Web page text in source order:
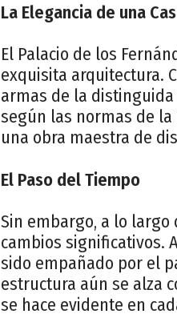
La Elegancia de una
El Palacio de los
exquisita arquitectura.
armas de la distinguida
según las normas de
una obra maestra de
El Paso del Tiempo
Sin embargo, a lo largo
cambios significativos.
sido empañado por el
estructura aún se alza
se hace evidente en